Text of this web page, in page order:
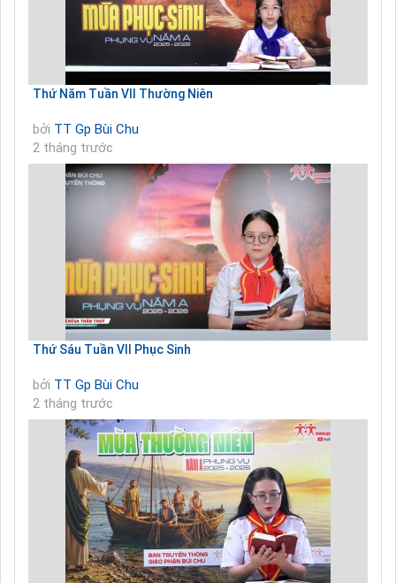
Thứ Năm Tuần VII Thường Niên
bởi TT Gp Bùi Chu
2 tháng trước
Thứ Sáu Tuần VII Phục Sinh
bởi TT Gp Bùi Chu
2 tháng trước